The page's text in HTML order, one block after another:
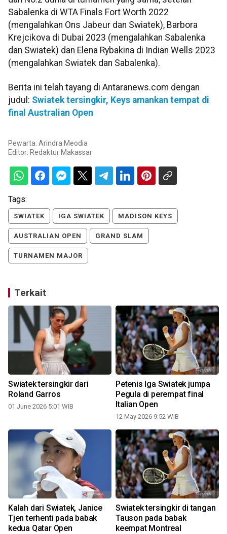
Sabalenka di WTA Finals Fort Worth 2022
(mengalahkan Ons Jabeur dan Swiatek), Barbora
Krejcikova di Dubai 2023 (mengalahkan Sabalenka
dan Swiatek) dan Elena Rybakina di Indian Wells 2023
(mengalahkan Swiatek dan Sabalenka).
Berita ini telah tayang di Antaranews.com dengan
judul: Swiatek tersingkir, Keys amankan tempat di
final Australian Open
Pewarta: Arindra Meodia
Editor: Redaktur Makassar
Tags:
SWIATEK IGA SWIATEK MADISON KEYS
AUSTRALIAN OPEN GRAND SLAM
TURNAMEN MAJOR
Terkait
Swiatek tersingkir dari
Roland Garros
01 June 2026 5:01 WIB
Petenis Iga Swiatek jumpa
Pegula di perempat final
Italian Open
12 May 2026 9:52 WIB
Kalah dari Swiatek, Janice
Tjen terhenti pada babak
kedua Qatar Open
Swiatek tersingkir di tangan
Tauson pada babak
keempat Montreal